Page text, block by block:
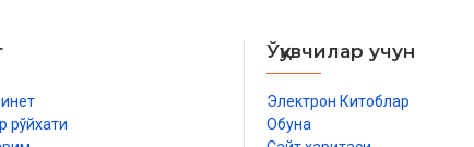
рўйхати
Ўқувчилар учун
Электрон Китоблар
Обуна